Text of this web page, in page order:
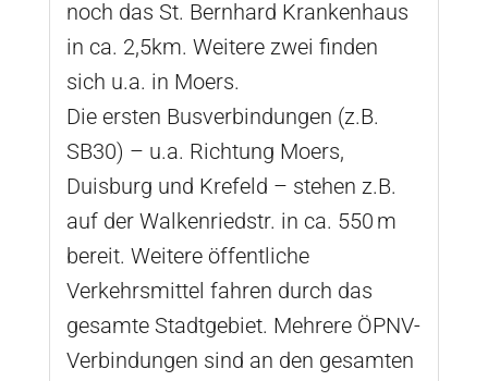
noch das St. Bernhard Krankenhaus
in ca. 2,5km. Weitere zwei finden
sich u.a. in Moers.
Die ersten Busverbindungen (z.B.
SB30) – u.a. Richtung Moers,
Duisburg und Krefeld – stehen z.B.
auf der Walkenriedstr. in ca. 550 m
bereit. Weitere öffentliche
Verkehrsmittel fahren durch das
gesamte Stadtgebiet. Mehrere ÖPNV-
Verbindungen sind an den gesamten